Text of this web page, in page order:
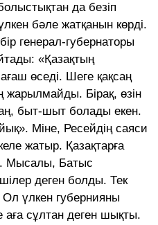
да безіп
бәле жатқанын көрді.
генерал-губернаторы
«Қазақтың
өседі. Шеге қақсаң
жарылмайды. Бірақ, өзін
быт-шыт болады екен.
Міне, Ресейдің саяси
жатыр. Қазақтарға
Мысалы, Батыс
деген болды. Тек
үлкен губернияны
сұлтан деген шықты.